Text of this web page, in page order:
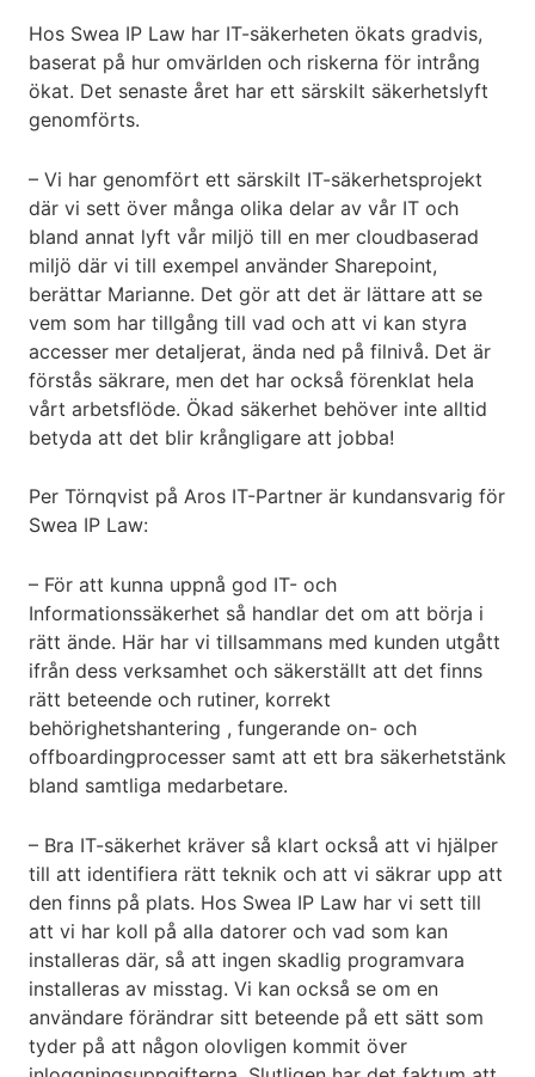
Hos Swea IP Law har IT-säkerheten ökats gradvis,
baserat på hur omvärlden och riskerna för intrång
ökat. Det senaste året har ett särskilt säkerhetslyft
genomförts.
– Vi har genomfört ett särskilt IT-säkerhetsprojekt
där vi sett över många olika delar av vår IT och
bland annat lyft vår miljö till en mer cloudbaserad
miljö där vi till exempel använder Sharepoint,
berättar Marianne. Det gör att det är lättare att se
vem som har tillgång till vad och att vi kan styra
accesser mer detaljerat, ända ned på filnivå. Det är
förstås säkrare, men det har också förenklat hela
vårt arbetsflöde. Ökad säkerhet behöver inte alltid
betyda att det blir krångligare att jobba!
Per Törnqvist på Aros IT-Partner är kundansvarig för
Swea IP Law:
– För att kunna uppnå god IT- och
Informationssäkerhet så handlar det om att börja i
rätt ände. Här har vi tillsammans med kunden utgått
ifrån dess verksamhet och säkerställt att det finns
rätt beteende och rutiner, korrekt
behörighetshantering , fungerande on- och
offboardingprocesser samt att ett bra säkerhetstänk
bland samtliga medarbetare.
– Bra IT-säkerhet kräver så klart också att vi hjälper
till att identifiera rätt teknik och att vi säkrar upp att
den finns på plats. Hos Swea IP Law har vi sett till
att vi har koll på alla datorer och vad som kan
installeras där, så att ingen skadlig programvara
installeras av misstag. Vi kan också se om en
användare förändrar sitt beteende på ett sätt som
tyder på att någon olovligen kommit över